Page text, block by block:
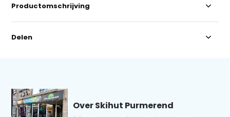
Productomschrijving
Delen
Over Skihut Purmerend